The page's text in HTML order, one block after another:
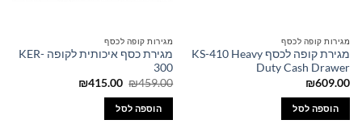
מגירות קופה לכסף
מגירת קופה לכסף KS-410 Heavy
Duty Cash Drawer
₪609.00
הוספה לסל
מגירות קופה לכסף
מגירת כסף איכותית לקופה KER-
300
₪459.00
המחיר
היה:
₪459.00.
₪415.00
המחיר
הוספה לסל